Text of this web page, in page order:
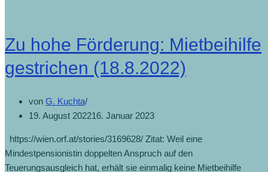
Zu hohe Förderung: Mietbeihilfe
gestrichen (18.8.2022)
von G. Kuchta
19. August 202216. Januar 2023
https://wien.orf.at/stories/3169628/ Zitat: Weil eine
Mindestpensionistin doppelten Anspruch auf den
Teuerungsausgleich hat, erhält sie einmalig keine Mietbeihilfe